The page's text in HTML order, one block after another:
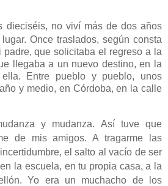
dieciséis, no viví más de dos años
Once traslados, según consta
que solicitaba el regreso a la
llegaba a un nuevo destino, en la
Entre pueblo y pueblo, unos
y medio, en Córdoba, en la calle
y mudanza. Así tuve que
de mis amigos. A tragarme las
el salto al vacío de ser
la escuela, en tu propia casa, a la
Yo era un muchacho de los